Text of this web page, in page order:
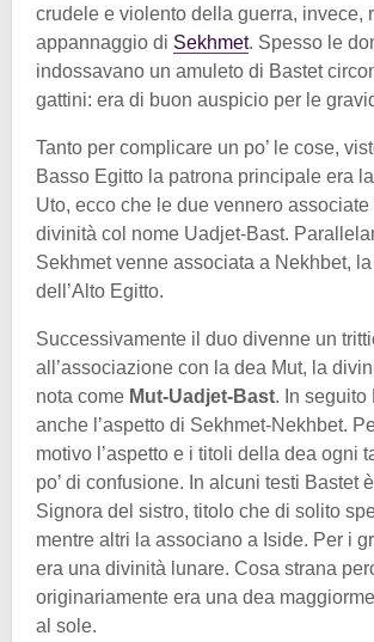
crudele e violento della guerra, invece,
appannaggio di Sekhmet. Spesso le
indossavano un amuleto di Bastet
gattini: era di buon auspicio per le
Tanto per complicare un po’ le cose,
Basso Egitto la patrona principale era
Uto, ecco che le due vennero associate
divinità col nome Uadjet-Bast.
Sekhmet venne associata a Nekhbet,
dell’Alto Egitto.
Successivamente il duo divenne un
all’associazione con la dea Mut, la
nota come Mut-Uadjet-Bast. In seguito
anche l’aspetto di Sekhmet-Nekhbet.
motivo l’aspetto e i titoli della dea ogni
po’ di confusione. In alcuni testi Bastet
Signora del sistro, titolo che di solito
mentre altri la associano a Iside. Per i
era una divinità lunare. Cosa strana
originariamente era una dea
al sole.